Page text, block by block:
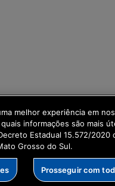
melhor experiência em
informações são mais
Estadual 15.572/2020
Grosso do Sul.
Prosseguir com